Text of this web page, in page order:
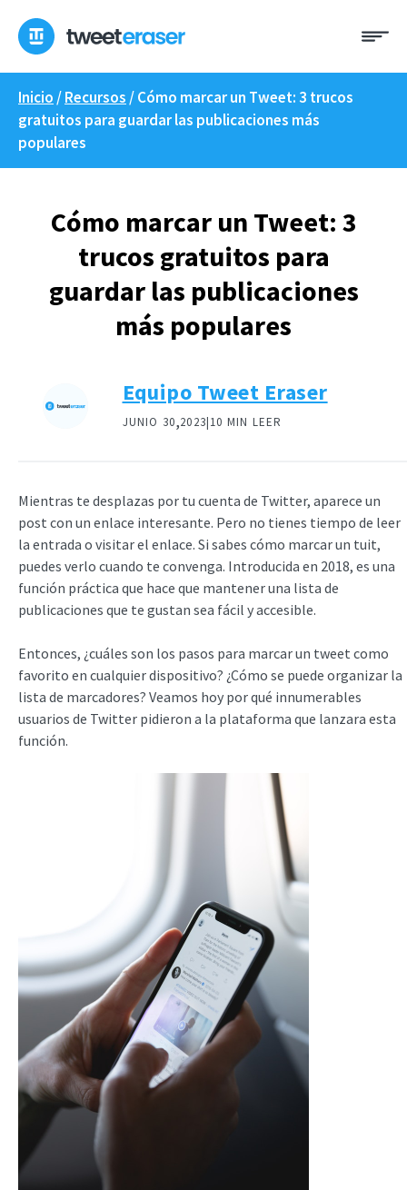
contenido
Inicio /Recursos /Cómo marcar un Tweet: 3 trucos
gratuitos para guardar las publicaciones más
populares
Cómo marcar un Tweet: 3
trucos gratuitos para
guardar las publicaciones
más populares
Equipo Tweet Eraser
JUNIO 30,2023|10 MIN LEER
Mientras te desplazas por tu cuenta de Twitter, aparece un
post con un enlace interesante. Pero no tienes tiempo de leer
la entrada o visitar el enlace. Si sabes cómo marcar un tuit,
puedes verlo cuando te convenga. Introducida en 2018, es una
función práctica que hace que mantener una lista de
publicaciones que te gustan sea fácil y accesible.
Entonces, ¿cuáles son los pasos para marcar un tweet como
favorito en cualquier dispositivo? ¿Cómo se puede organizar la
lista de marcadores? Veamos hoy por qué innumerables
usuarios de Twitter pidieron a la plataforma que lanzara esta
función.